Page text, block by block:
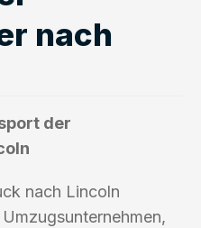
nach
der
nach Lincoln